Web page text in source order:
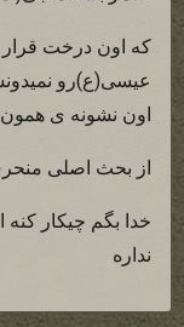
که اون درخت قرار
عيسی(ع)رو
اون نشونه ی همون
از بحث اصلی
نداره